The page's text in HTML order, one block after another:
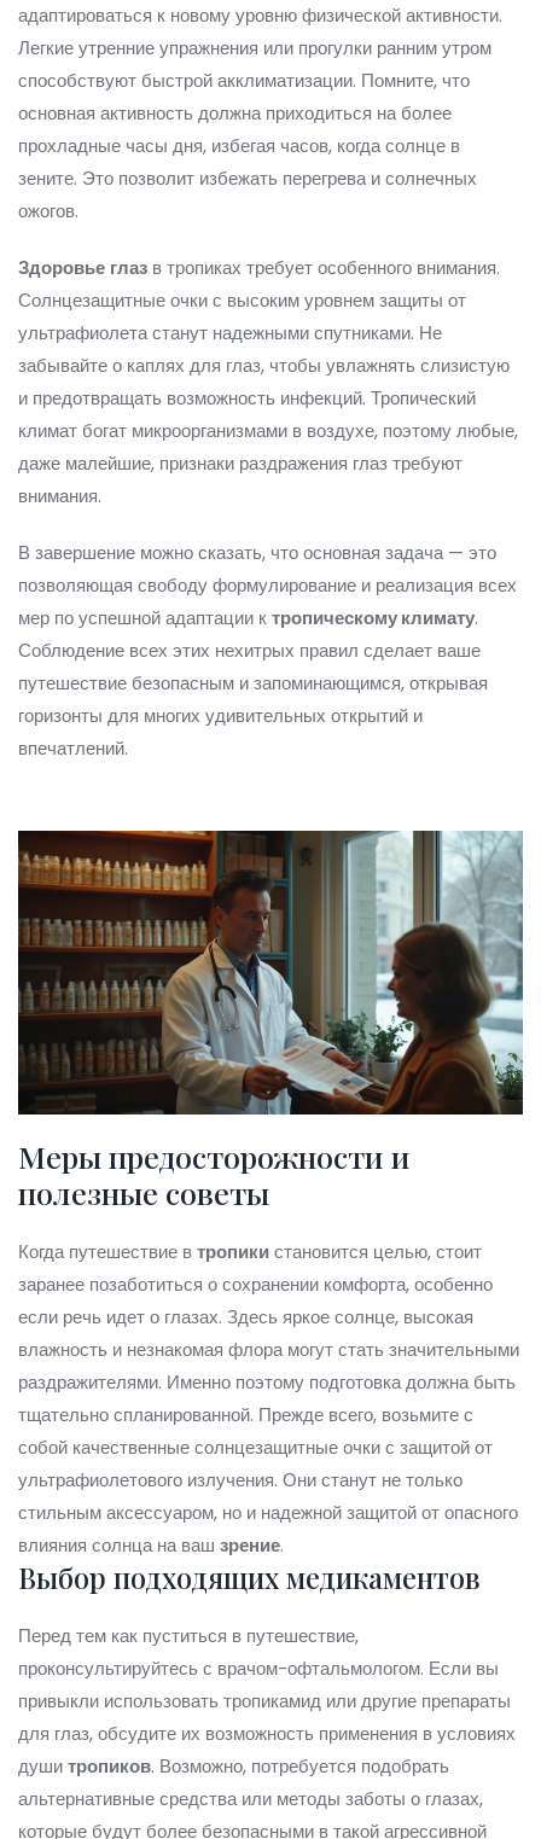
адаптироваться к новому уровню физической активности.
Легкие утренние упражнения или прогулки ранним утром
способствуют быстрой акклиматизации. Помните, что
основная активность должна приходиться на более
прохладные часы дня, избегая часов, когда солнце в
зените. Это позволит избежать перегрева и солнечных
ожогов.
Здоровье глаз в тропиках требует особенного внимания.
Солнцезащитные очки с высоким уровнем защиты от
ультрафиолета станут надежными спутниками. Не
забывайте о каплях для глаз, чтобы увлажнять слизистую
и предотвращать возможность инфекций. Тропический
климат богат микроорганизмами в воздухе, поэтому любые,
даже малейшие, признаки раздражения глаз требуют
внимания.
В завершение можно сказать, что основная задача — это
позволяющая свободу формулирование и реализация всех
мер по успешной адаптации ктропическому климату.
Соблюдение всех этих нехитрых правил сделает ваше
путешествие безопасным и запоминающимся, открывая
горизонты для многих удивительных открытий и
впечатлений.
Меры предосторожности и
полезные советы
Когда путешествие втропикистановится целью, стоит
заранее позаботиться о сохранении комфорта, особенно
если речь идет о глазах. Здесь яркое солнце, высокая
влажность и незнакомая флора могут стать значительными
раздражителями. Именно поэтому подготовка должна быть
тщательно спланированной. Прежде всего, возьмите с
собой качественные солнцезащитные очки с защитой от
ультрафиолетового излучения. Они станут не только
стильным аксессуаром, но и надежной защитой от опасного
влияния солнца на ваш зрение.
Выбор подходящих медикаментов
Перед тем как пуститься в путешествие,
проконсультируйтесь с врачом-офтальмологом. Если вы
привыкли использовать тропикамид или другие препараты
для глаз, обсудите их возможность применения в условиях
душитропиков. Возможно, потребуется подобрать
альтернативные средства или методы заботы о глазах,
которые будут более безопасными в такой агрессивной